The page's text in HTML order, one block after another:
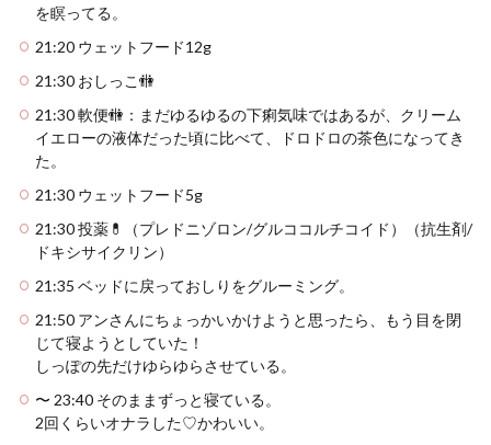
を瞑ってる。
21:20 ウェットフード12g
21:30 おしっこ🚻
21:30 軟便🚻：まだゆるゆるの下痢気味ではあるが、クリーム
イエローの液体だった頃に比べて、ドロドロの茶色になってき
た。
21:30 ウェットフード5g
21:30 投薬💊（プレドニゾロン/グルココルチコイド）（抗生剤/
ドキシサイクリン）
21:35 ベッドに戻っておしりをグルーミング。
21:50 アンさんにちょっかいかけようと思ったら、もう目を閉
じて寝ようとしていた！
しっぽの先だけゆらゆらさせている。
〜 23:40 そのままずっと寝ている。
2回くらいオナラした♡かわいい。